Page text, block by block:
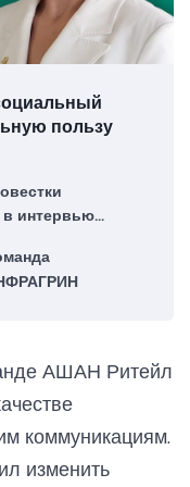
пользу
в интервью
директор по
АШАН Ритейл
коммуникациям.
изменить